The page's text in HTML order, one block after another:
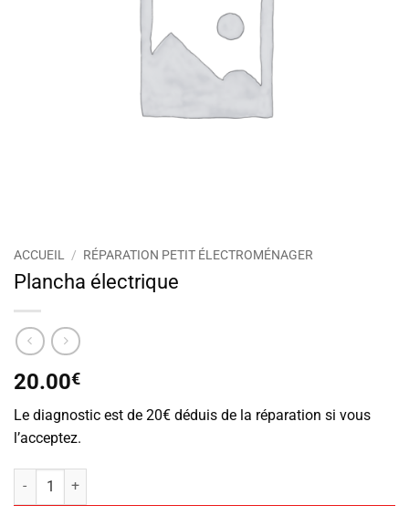
ACCUEIL / RÉPARATION PETIT ÉLECTROMÉNAGER
Plancha électrique
20.00€
Le diagnostic est de 20€ déduis de la réparation si vous
l’acceptez.
quantité de Plancha électrique